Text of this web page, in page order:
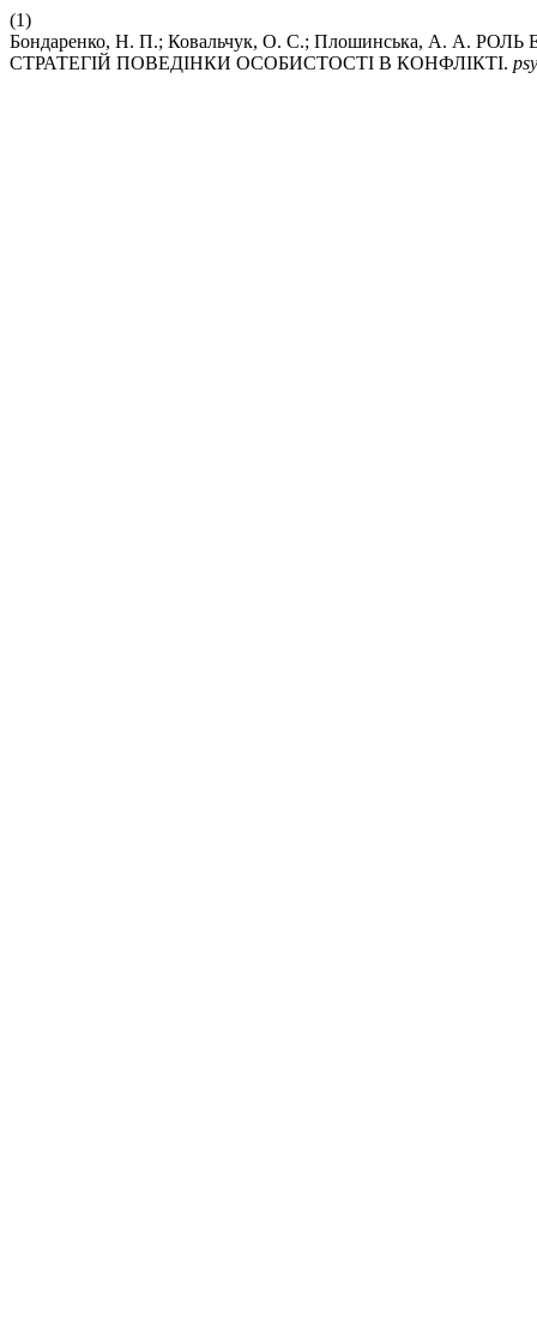
(1)
Бондаренко, Н. П.; Ковальчук, О. С.; Плошинська, А. А.
СТРАТЕГІЙ ПОВЕДІНКИ ОСОБИСТОСТІ В КОНФЛІКТІ.